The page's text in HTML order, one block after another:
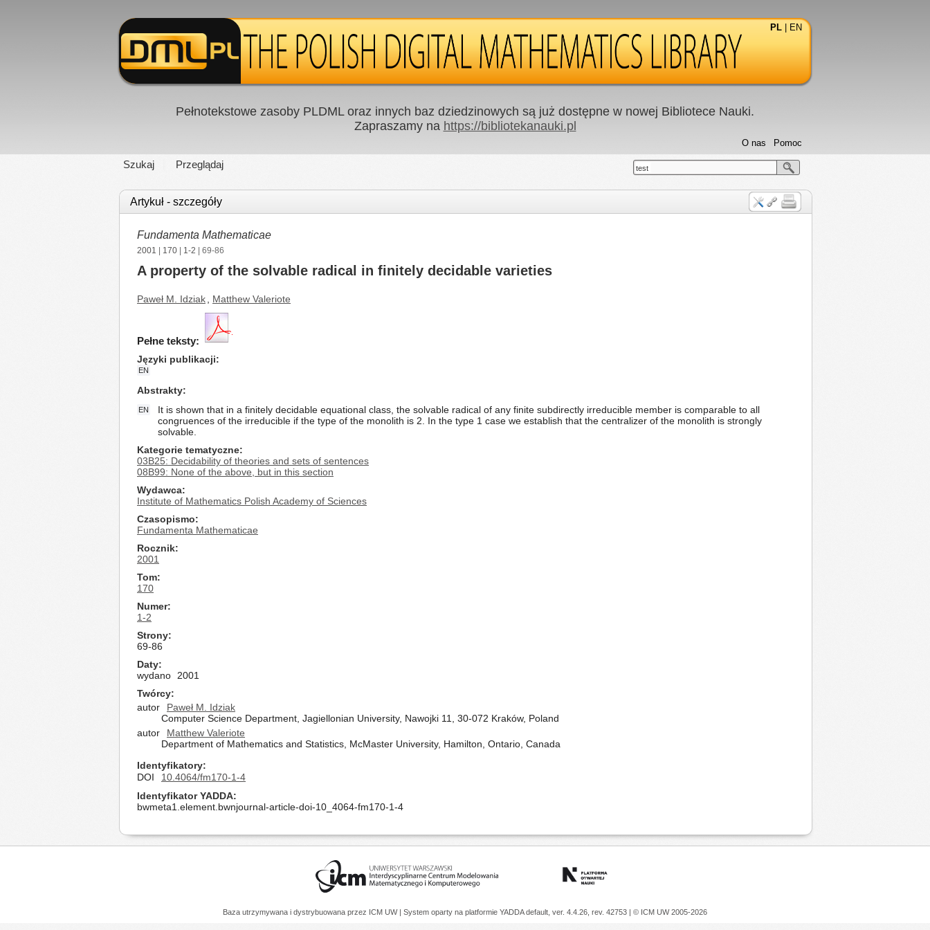
PL EN
Pełnotekstowe zasoby PLDML oraz innych baz dziedzinowych są już dostępne w nowej Bibliotece Nauki.
Zapraszamy na https://bibliotekanauki.pl
Szukaj Przeglądaj
Pomoc
O nas
test
Artykuł - szczegóły
Fundamenta Mathematicae
2001 170 1-2 | 69-86
A property of the solvable radical in finitely decidable varieties
Paweł M. Idziak Matthew Valeriote
Pełne teksty:
Języki publikacji
EN
Abstrakty
EN
It is shown that in a finitely decidable equational class, the solvable radical of any finite subdirectly irreducible member is comparable to all
congruences of the irreducible if the type of the monolith is 2. In the type 1 case we establish that the centralizer of the monolith is strongly
solvable.
Kategorie tematyczne
03B25: Decidability of theories and sets of sentences
08B99: None of the above, but in this section
Wydawca
Institute of Mathematics Polish Academy of Sciences
Czasopismo
Fundamenta Mathematicae
Rocznik
2001
Tom
170
Numer
1-2
Strony
69-86
Daty
wydano
2001
Twórcy
autor
Paweł M. Idziak
Computer Science Department, Jagiellonian University, Nawojki 11, 30-072 Kraków, Poland
autor
Matthew Valeriote
Department of Mathematics and Statistics, McMaster University, Hamilton, Ontario, Canada
Identyfikatory
DOI
10.4064/fm170-1-4
Identyfikator YADDA
bwmeta1.element.bwnjournal-article-doi-10_4064-fm170-1-4
Baza utrzymywana i dystrybuowana przez ICM UW | System oparty na platformie YADDAdefault, ver. 4.4.26, rev. 42753 | © ICM UW 2005-2026